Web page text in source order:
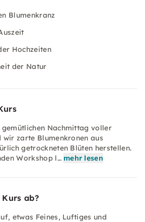
Blumenkranz
Hochzeiten
der Natur
gemütlichen Nachmittag voller
zarte Blumenkronen aus
getrockneten Blüten herstellen.
Workshop l… mehr lesen
ab?
etwas Feines, Luftiges und